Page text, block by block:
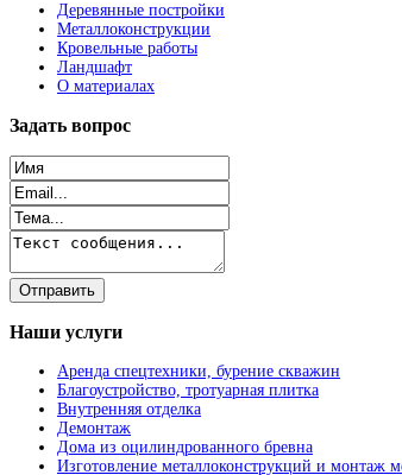
Деревянные постройки
Металлоконструкции
Кровельные работы
Ландшафт
О материалах
Задать вопрос
Наши услуги
Аренда спецтехники, бурение скважин
Благоустройство, тротуарная плитка
Внутренняя отделка
Демонтаж
Дома из оцилиндрованного бревна
Изготовление металлоконструкций и монтаж